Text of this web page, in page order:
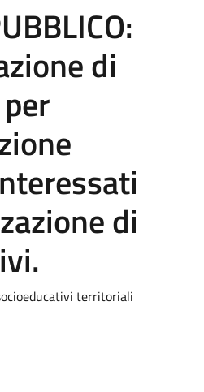
di
di
territoriali